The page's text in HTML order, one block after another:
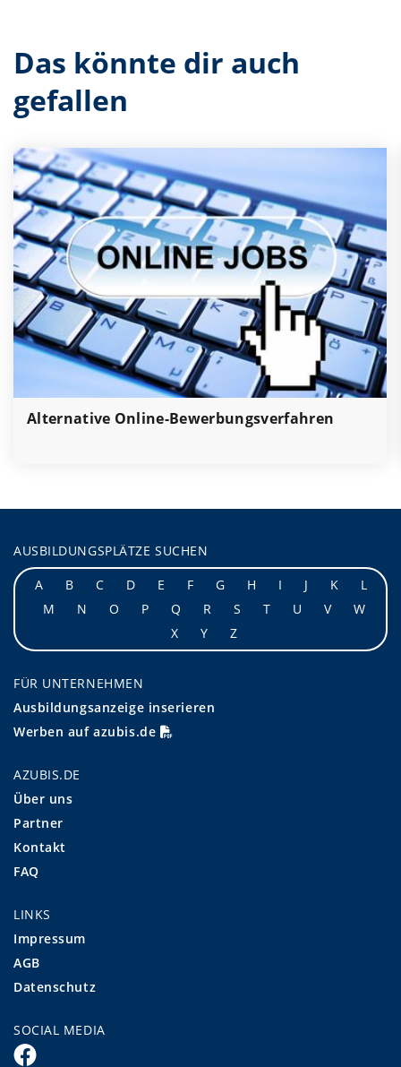
Das könnte dir auch
gefallen
Alternative Online-Bewerbungsverfahren
AUSBILDUNGSPLÄTZE SUCHEN
A
B C D E F G H I J K
L
M
N O P Q R S T U V
W
X
Y Z
FÜR UNTERNEHMEN
Ausbildungsanzeige inserieren
Werben auf azubis.de
AZUBIS.DE
Über uns
Partner
Kontakt
FAQ
LINKS
Impressum
AGB
Datenschutz
SOCIAL MEDIA